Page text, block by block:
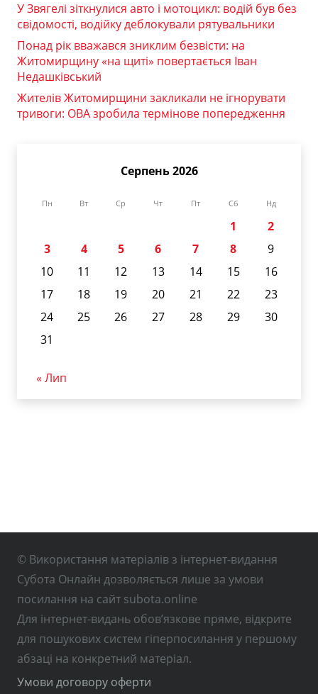
У Звягелі зіткнулися авто і мотоцикл: водій був без
свідомості, водійку деблокували рятувальники
Понад рік вважався зниклим безвісти: на
Житомирщину «на щиті» повертається Іван
Недашківський
Жителів Житомирщини закликали не ігнорувати
тривоги: ОВА зробила термінове попередження
Серпень 2026
Пн Вт Ср Чт Пт Сб Нд
1
2
3
4 5 6 7 8
9
10
11 12 13 14 15
16
17
18 19 20 21 22
23
24
25 26 27 28 29
30
31
« Лип
© Використання матеріалів з інтернет-видання
Субота Онлайн дозволяється лише за умови
посилання на сайт subota.online
Для інтернет-видань обов’язкове пряме, відкрите
для пошукових систем гіперпосилання у першому
абзаці на конкретний матеріал.
Умови договору оферти